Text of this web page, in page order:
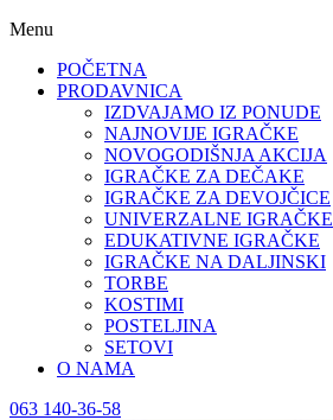
Menu
POČETNA
PRODAVNICA
IZDVAJAMO IZ PONUDE
NAJNOVIJE IGRAČKE
NOVOGODIŠNJA AKCIJA
IGRAČKE ZA DEČAKE
IGRAČKE ZA DEVOJČICE
UNIVERZALNE IGRAČKE
EDUKATIVNE IGRAČKE
IGRAČKE NA DALJINSKI
TORBE
KOSTIMI
POSTELJINA
SETOVI
O NAMA
063 140-36-58